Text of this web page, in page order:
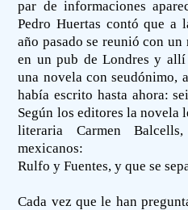
par de informaciones
Pedro Huertas contó que a
año pasado se reunió con
en un pub de Londres y
una novela con seudónimo,
había escrito hasta ahora:
Según los editores la novela
literaria Carmen
mexicanos:
Rulfo y Fuentes, y que se
Cada vez que le han